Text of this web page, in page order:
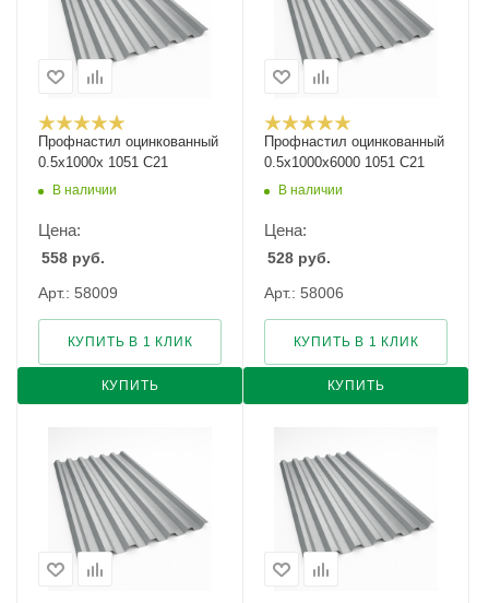
Профнастил оцинкованный
0.5х1000х 1051 С21
В наличии
Цена:
558 руб.
Арт.: 58009
КУПИТЬ
КУПИТЬ В 1 КЛИК
Профнастил оцинкованный
0.5х1000х6000 1051 С21
В наличии
Цена:
528 руб.
Арт.: 58006
КУПИТЬ
КУПИТЬ В 1 КЛИК